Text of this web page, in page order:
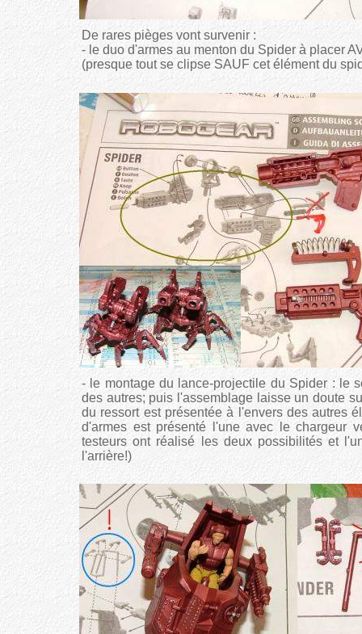
De rares pièges vont survenir :
- le duo d'armes au menton du Spider à placer
(presque tout se clipse SAUF cet élément du
- le montage du lance-projectile du Spider : le
des autres; puis l'assemblage laisse un doute
du ressort est présentée à l'envers des autres
d'armes est présenté l'une avec le chargeur
testeurs ont réalisé les deux possibilités et
l'arrière!)